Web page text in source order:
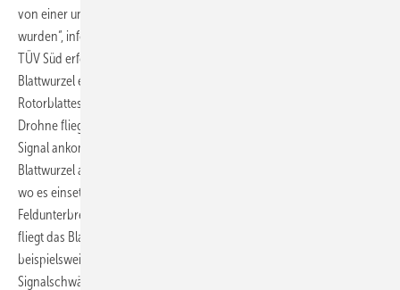
von einer unabhängigen Stelle erfolgreich validiert und verifiziert
wurden“, informiert das Unternehmen. Dies ist im Juli 2021 durch den
TÜV Süd erfolgt.
Blattwurzel ein elektrisches Feld am Blitzableiter entlang des
Rotorblattes. Eine mit einem Sensor zur Feldmessung ausgestattete
Drohne fliegt zur Rotorblattspitze und misst, ob und wie stark ein
Signal ankommt. Anschließend fliegt sie das Rotorblatt in Richtung
Blattwurzel ab. Fehlt das Signal an der Blattspitze, misst die Drohne,
wo es einsetzt: An dieser Stelle liegt folglich der für die
Feldunterbrechung verantwortliche Blitzableiterschaden. Die Drohne
fliegt das Blatt immer ab, falls das Signal aufgrund einer Korrosion
beispielsweise abgeschwächt ankommt. Dann identifiziert sie, wo die
Signalschwächung und folglich der Rostschaden sein muss.